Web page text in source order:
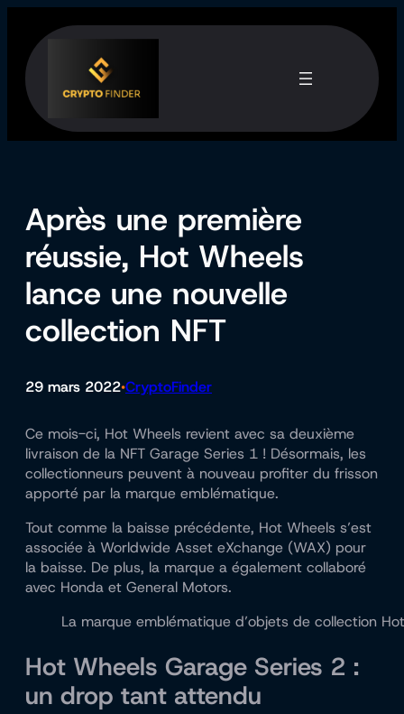
contenu
Après une première
réussie, Hot Wheels
lance une nouvelle
collection NFT
29 mars 2022•CryptoFinder
Ce mois-ci, Hot Wheels revient avec sa deuxième
livraison de la NFT Garage Series 1 ! Désormais, les
collectionneurs peuvent à nouveau profiter du frisson
apporté par la marque emblématique.
Tout comme la baisse précédente, Hot Wheels s’est
associée à Worldwide Asset eXchange (WAX) pour
la baisse. De plus, la marque a également collaboré
avec Honda et General Motors.
La marque emblématique d’objets de collection
Hot Wheels Garage Series 2 :
un drop tant attendu